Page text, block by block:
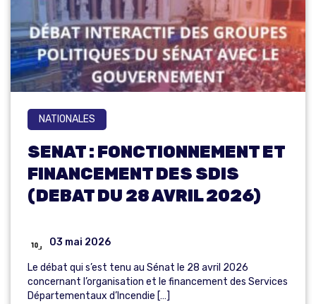
NATIONALES
SENAT : FONCTIONNEMENT ET
FINANCEMENT DES SDIS
(DEBAT DU 28 AVRIL 2026)
03 mai 2026
Le débat qui s’est tenu au Sénat le 28 avril 2026
concernant l’organisation et le financement des Services
Départementaux d’Incendie […]